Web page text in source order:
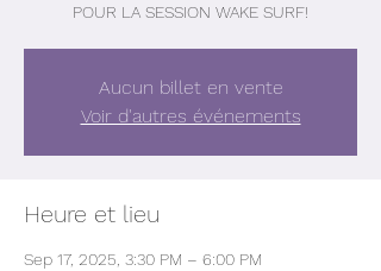
POUR LA SESSION WAKE SURF!
Aucun billet en vente
Voir d'autres événements
Heure et lieu
Sep 17, 2025, 3:30 PM – 6:00 PM